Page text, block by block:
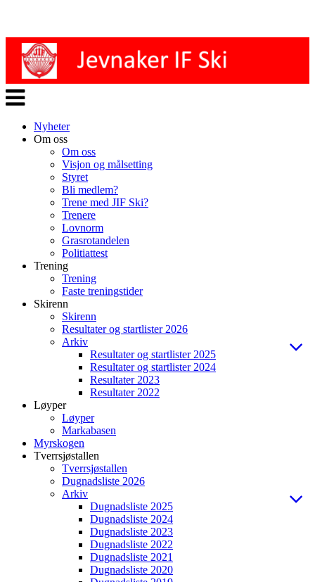
Veksle
navigasjon
Nyheter
Om oss
Om oss
Visjon og målsetting
Styret
Bli medlem?
Trene med JIF Ski?
Trenere
Lovnorm
Grasrotandelen
Politiattest
Trening
Trening
Faste treningstider
Skirenn
Skirenn
Resultater og startlister 2026
Arkiv
Resultater og startlister 2025
Resultater og startlister 2024
Resultater 2023
Resultater 2022
Løyper
Løyper
Markabasen
Myrskogen
Tverrsjøstallen
Tverrsjøstallen
Dugnadsliste 2026
Arkiv
Dugnadsliste 2025
Dugnadsliste 2024
Dugnadsliste 2023
Dugnadsliste 2022
Dugnadsliste 2021
Dugnadsliste 2020